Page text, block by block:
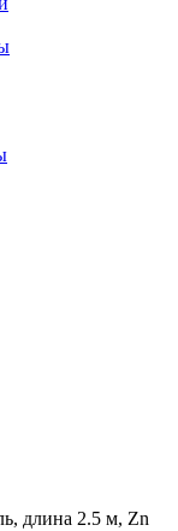
длина 2.5 м, Zn